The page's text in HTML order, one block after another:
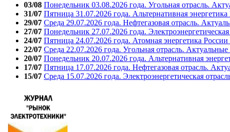
03/08 Понедельник 03.08.2026 года. Угольная отрасль.
31/07 Пятница 31.07.2026 года. Альтернативная
29/07 Среда 29.07.2026 года. Нефтегазовая отрасль.
27/07 Понедельник 27.07.2026 года.
24/07 Пятница 24.07.2026 года. Атомная энергетика
22/07 Среда 22.07.2026 года. Угольная отрасль. Актуальные
20/07 Понедельник 20.07.2026 года. Альтернативная
17/07 Пятница 17.07.2026 года. Нефтегазовая отрасль.
15/07 Среда 15.07.2026 года. Электроэнергетическая